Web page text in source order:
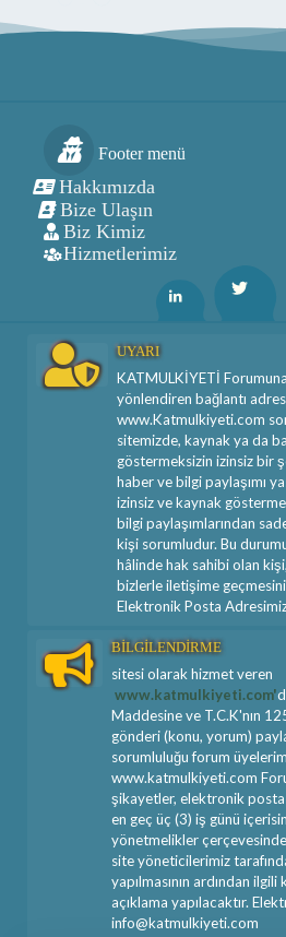
Footer menü
Hakkımızda
Bize Ulaşın
Biz Kimiz
Hizmetlerimiz
Linkedin Twitter
UYARI
KATMULKİYETİ
yönlendiren bağlantı
www.Katmulkiyeti.com
sitemizde, kaynak ya da
göstermeksizin izinsiz bir
haber ve bilgi paylaşımı
izinsiz ve kaynak
bilgi paylaşımlarından
kişi sorumludur. Bu
hâlinde hak sahibi olan
bizlerle iletişime
Elektronik Posta
BİLGİLENDİRME
sitesi olarak hizmet veren
www.katmulkiyeti.com'
Maddesine ve T.C.K'nın
gönderi (konu, yorum)
sorumluluğu forum
www.katmulkiyeti.com
şikayetler, elektronik
en geç üç (3) iş günü
yönetmelikler
site yöneticilerimiz
yapılmasının ardından ilgili
açıklama yapılacaktır.
info@katmulkiyeti.com